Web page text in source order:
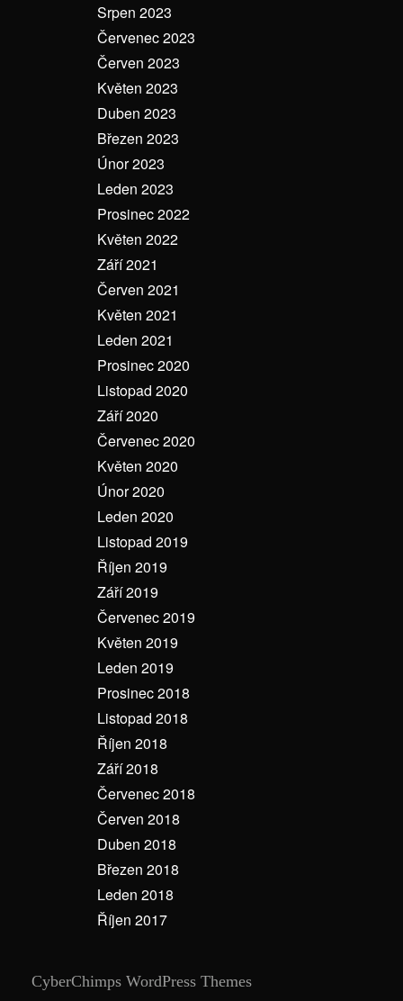
Srpen 2023
Červenec 2023
Červen 2023
Květen 2023
Duben 2023
Březen 2023
Únor 2023
Leden 2023
Prosinec 2022
Květen 2022
Září 2021
Červen 2021
Květen 2021
Leden 2021
Prosinec 2020
Listopad 2020
Září 2020
Červenec 2020
Květen 2020
Únor 2020
Leden 2020
Listopad 2019
Říjen 2019
Září 2019
Červenec 2019
Květen 2019
Leden 2019
Prosinec 2018
Listopad 2018
Říjen 2018
Září 2018
Červenec 2018
Červen 2018
Duben 2018
Březen 2018
Leden 2018
Říjen 2017
CyberChimps WordPress Themes